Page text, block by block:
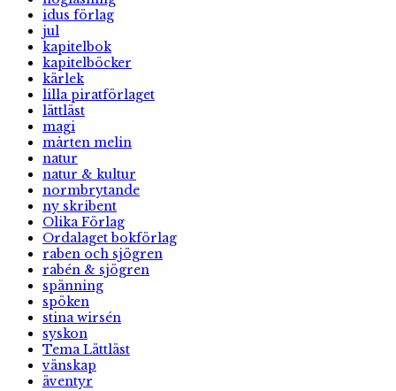
idus förlag
jul
kapitelbok
kapitelböcker
kärlek
lilla piratförlaget
lättläst
magi
mårten melin
natur
natur & kultur
normbrytande
ny skribent
Olika Förlag
Ordalaget bokförlag
raben och sjögren
rabén & sjögren
spänning
spöken
stina wirsén
syskon
Tema Lättläst
vänskap
äventyr